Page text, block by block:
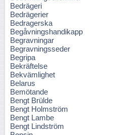
Bedrägeri
Bedrägerier
Bedragerska
Begåvningshandikapp
Begravningar
Begravningsseder
Begripa
Bekräftelse
Bekvämlighet
Belarus
Bemötande
Bengt Brülde
Bengt Holmström
Bengt Lambe
Bengt Lindström